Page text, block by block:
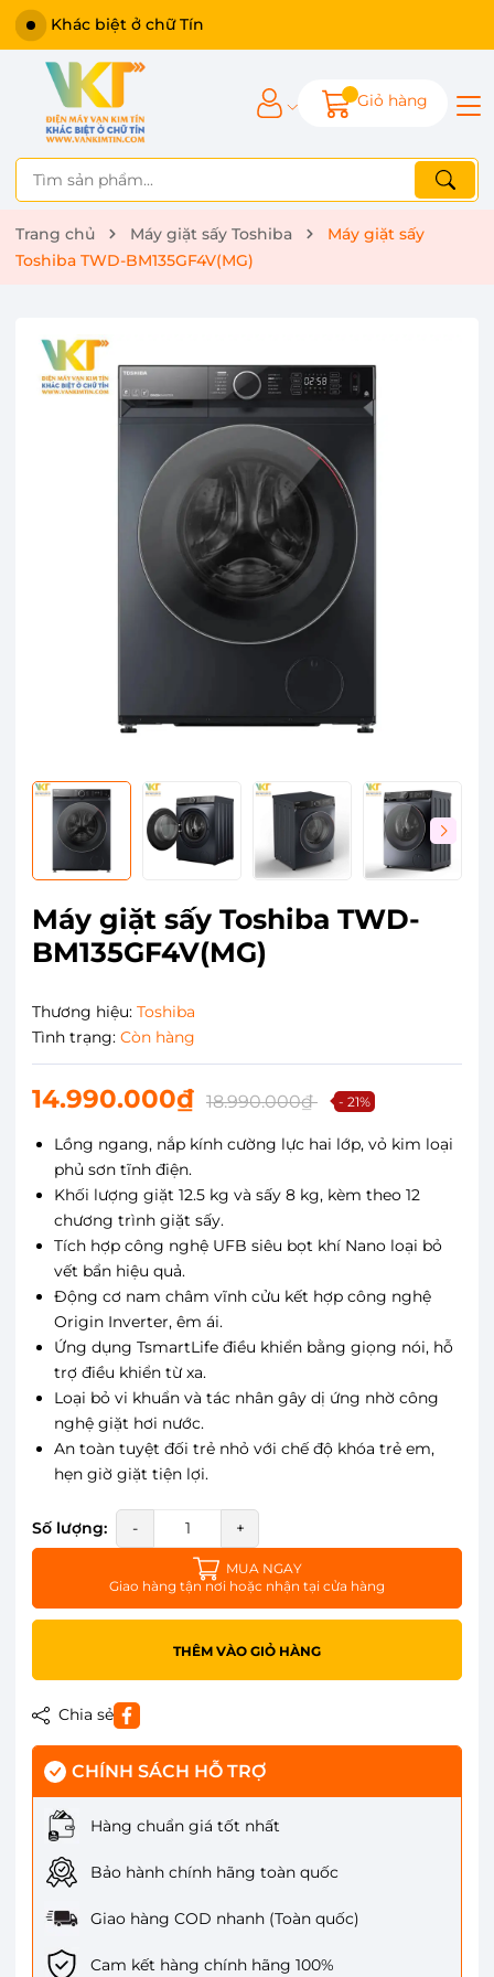
Khác biệt ở chữ Tín
Giỏ hàng
Trang chủ Máy giặt sấy Toshiba
Máy giặt sấy
Toshiba TWD-BM135GF4V(MG)
Máy giặt sấy Toshiba TWD-
BM135GF4V(MG)
Thương hiệu: Toshiba
Tình trạng: Còn hàng
14.990.000₫ 18.990.000₫ - 21%
Lồng ngang, nắp kính cường lực hai lớp, vỏ kim loại
phủ sơn tĩnh điện.
Khối lượng giặt 12.5 kg và sấy 8 kg, kèm theo 12
chương trình giặt sấy.
Tích hợp công nghệ UFB siêu bọt khí Nano loại bỏ
vết bẩn hiệu quả.
Động cơ nam châm vĩnh cửu kết hợp công nghệ
Origin Inverter, êm ái.
Ứng dụng TsmartLife điều khiển bằng giọng nói, hỗ
trợ điều khiển từ xa.
Loại bỏ vi khuẩn và tác nhân gây dị ứng nhờ công
nghệ giặt hơi nước.
An toàn tuyệt đối trẻ nhỏ với chế độ khóa trẻ em,
hẹn giờ giặt tiện lợi.
Số lượng: - +
MUA NGAY
Giao hàng tận nơi hoặc nhận tại cửa hàng
THÊM VÀO GIỎ HÀNG
Chia sẻ
CHÍNH SÁCH HỖ TRỢ
Hàng chuẩn giá tốt nhất
Bảo hành chính hãng toàn quốc
Giao hàng COD nhanh (Toàn quốc)
Cam kết hàng chính hãng 100%